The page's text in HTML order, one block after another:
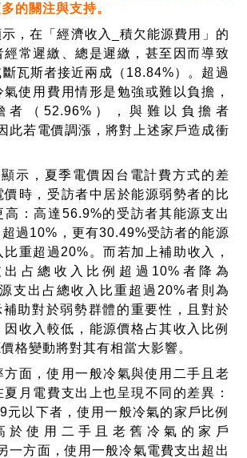
的關注與支持。
在「經濟收入
積欠能源費用」的
經常遲繳、總是遲繳，甚至因而導致
瓦斯者接近兩成（ 18.84%）。超過
使用費用情形是勉強或難以負擔，
者（ 52.96% ），與難以負擔者
此若電價調漲，將對上述家戶造成衝
示，夏季電價因台電計費方式的差
價時，受訪者中居於能源弱勢者的比
高：高達56.9%的受訪者其能源支出
過 10% ，更有30.49%受訪者的能源
重超過 20% 。而若加上補助收入，
占總收入比例超過 10% 者降為
支出占總收入比重超過 20%者則為
補助對於弱勢群體的重要性，且對於
收入較低，能源價格占其收入比例
格變動將對其有相當大影響。
，使用一般冷氣與使用二手且老
月電費支出上也呈現不同的差異：
元以下者，使用一般冷氣的家戶比例
於使用二手且老舊冷氣的家戶
一方面，使用一般冷氣電費支出超出